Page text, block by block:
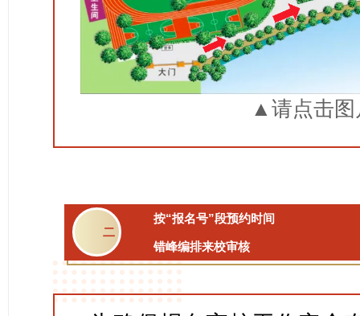
▲请点击图
二
按“报名号”段预约时间
错峰编排来校审核